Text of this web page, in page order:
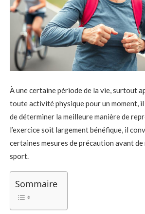
À une certaine période de la vie, surtout
toute activité physique pour un moment,
de déterminer la meilleure manière de
l’exercice soit largement bénéfique, il
certaines mesures de précaution avant
sport.
Sommaire